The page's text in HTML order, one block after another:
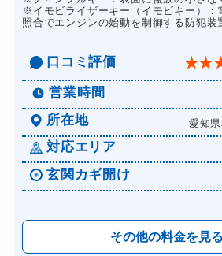
※イモビライザーキー（イモビキー）：
照合でエンジンの始動を制御する防犯装
口コミ評価 ★★
営業時間
所在地 愛知
対応エリア
玄関カギ開け
その他の料金を見る